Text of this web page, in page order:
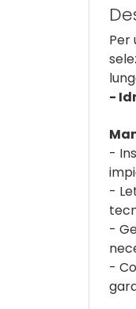
Per
-
-
-
-
-